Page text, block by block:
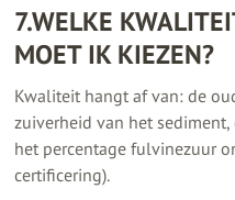
7.WELKE
MOET IK KIEZEN?
Kwaliteit hangt af van: de
zuiverheid van het
het percentage fulvinezuur
certificering).